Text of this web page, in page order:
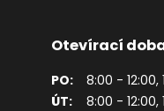
Otevírací
PO:
8:00 - 12:00,
ÚT:
8:00 - 12:00,